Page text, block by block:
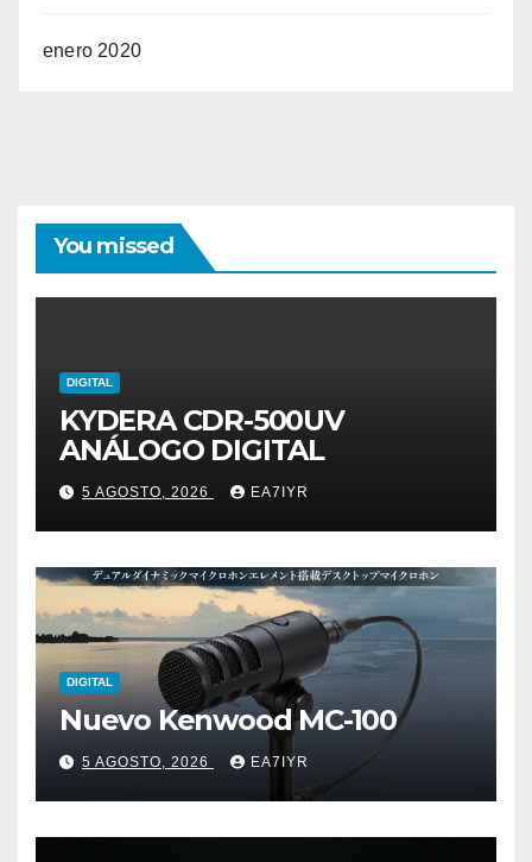
enero 2020
You missed
DIGITAL
KYDERA CDR-500UV
ANÁLOGO DIGITAL
5 AGOSTO, 2026 EA7IYR
DIGITAL
Nuevo Kenwood MC-100
5 AGOSTO, 2026 EA7IYR